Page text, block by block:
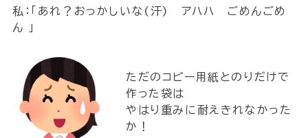
私：「あれ？おっかしいな(汗) アハハ ごめんごめ
ん 」
ただのコピー用紙とのりだけで
作った袋は
やはり重みに耐えきれなかった
か！